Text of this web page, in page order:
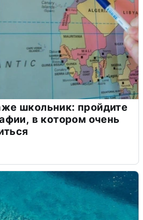
школьник: пройдите
в котором очень